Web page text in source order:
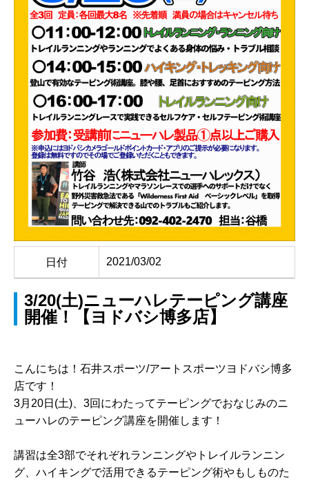
日付 2021/03/02
3/20(土)ニューハレテーピング講座
開催！【ヨドバシ博多店】
こんにちは！石井スポーツ/アートスポーツヨドバシ博多
店です！
3月20日(土)、3回にわたってテーピングでおなじみのニ
ューハレのテーピング講座を開催します！
講習は全3部でそれぞれランニングやトレイルランニン
グ、ハイキングで活用できるテーピング術やもしものた